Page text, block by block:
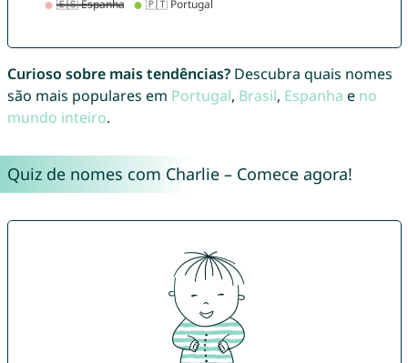
Curioso sobre mais tendências?Descubra quais nomes
são mais populares em Portugal, Brasil, Espanha e no
mundo inteiro.
Quiz de nomes com Charlie – Comece agora!